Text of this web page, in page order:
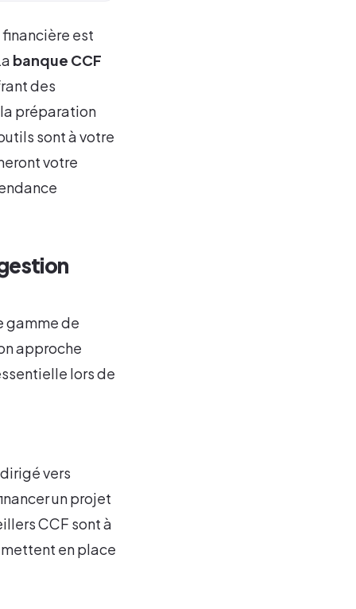
est
banque CCF
des
préparation
sont à votre
votre
gamme de
approche
lors de
vers
un projet
CCF sont à
en place